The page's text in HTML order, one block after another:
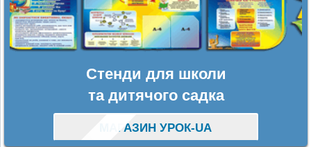
Стенди для школи
та дитячого садка
МАГАЗИН УРОК-UA